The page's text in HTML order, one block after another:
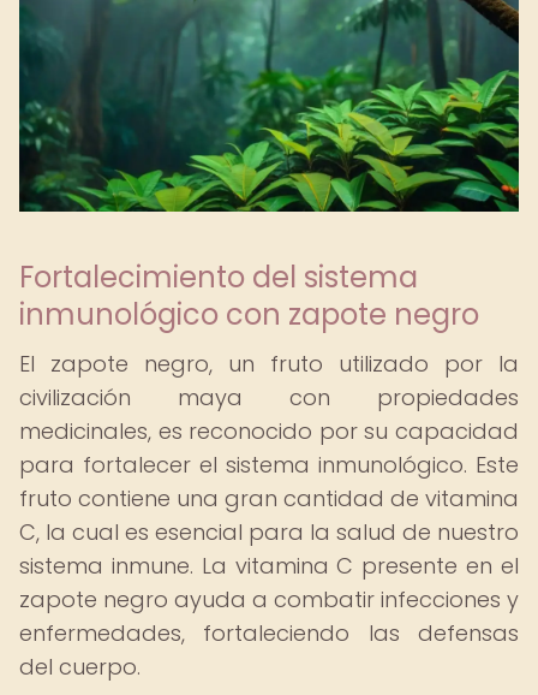
Fortalecimiento del sistema
inmunológico con zapote negro
El zapote negro, un fruto utilizado por la
civilización maya con propiedades
medicinales, es reconocido por su capacidad
para fortalecer el sistema inmunológico. Este
fruto contiene una gran cantidad de vitamina
C, la cual es esencial para la salud de nuestro
sistema inmune. La vitamina C presente en el
zapote negro ayuda a combatir infecciones y
enfermedades, fortaleciendo las defensas
del cuerpo.